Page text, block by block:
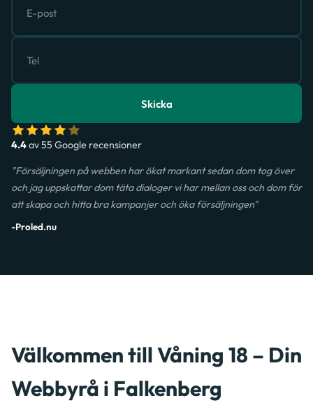
Skicka
4.4av 55 Google recensioner
"Försäljningen på webben har ökat markant sedan dom tog över
och jag uppskattar dom täta dialoger vi har mellan oss och dom för
att skapa och hitta bra kampanjer och öka försäljningen"
-Proled.nu
Välkommen till Våning 18 – Din
Webbyrå i Falkenberg